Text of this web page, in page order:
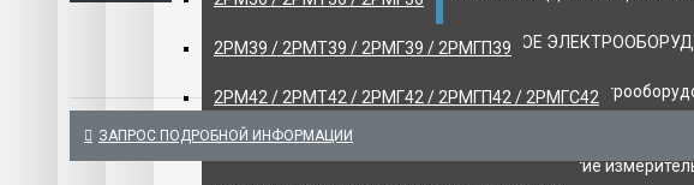
КРАНОВОЕ
Авиационное
хранения
Щитовые и другие
2РМ39 / 2РМТ39 / 2РМГ39 / 2РМГП39
2РМ42 / 2РМТ42 / 2РМГ42 / 2РМГП42 / 2РМГС42
2РМД18 / 2РМДТ18 / 2РМГД18 / 2РМГПД18
ЗАПРОС ПОДРОБНОЙ ИНФОРМАЦИИ